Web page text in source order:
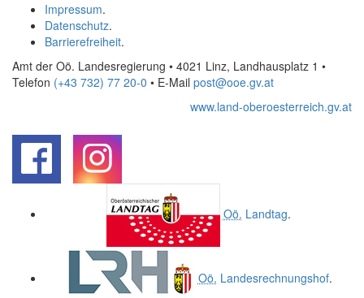
Impressum.
Datenschutz.
Barrierefreiheit.
Amt der Oö. Landesregierung • 4021 Linz, Landhausplatz 1 •
Telefon (+43 732) 77 20-0 • E-Mail post@ooe.gv.at
www.land-oberoesterreich.gv.at
Oö. Landtag.
Oö. Landesrechnungshof.